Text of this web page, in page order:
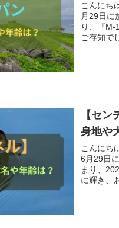
こんにち
月29日に
り、『M-
【セ
身地や
こんにち
6月29日
まり、
に輝き、